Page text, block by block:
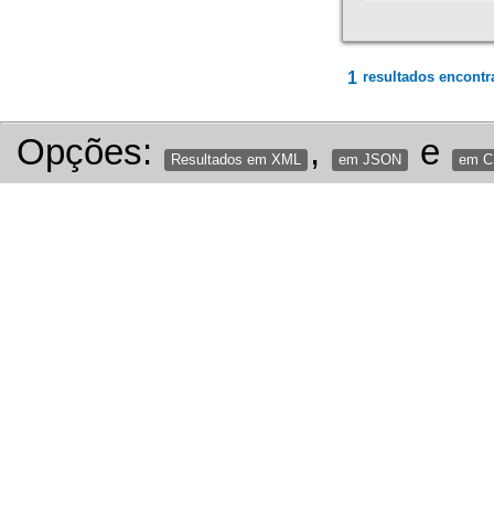
1 resultados
Opções: Resultados em XML , em JSON e em